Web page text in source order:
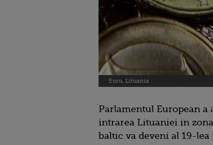
Euro, Lituania
Parlamentul European
intrarea Lituaniei in
baltic va deveni al 19-